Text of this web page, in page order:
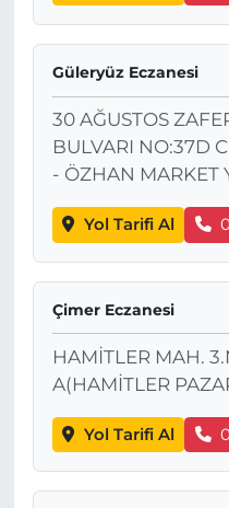
Güleryüz Eczanesi
30 AĞUSTOS
BULVARI NO:37D
- ÖZHAN MARKET
Yol Tarifi Al
Çimer Eczanesi
HAMİTLER MAH.
A(HAMİTLER
Yol Tarifi Al